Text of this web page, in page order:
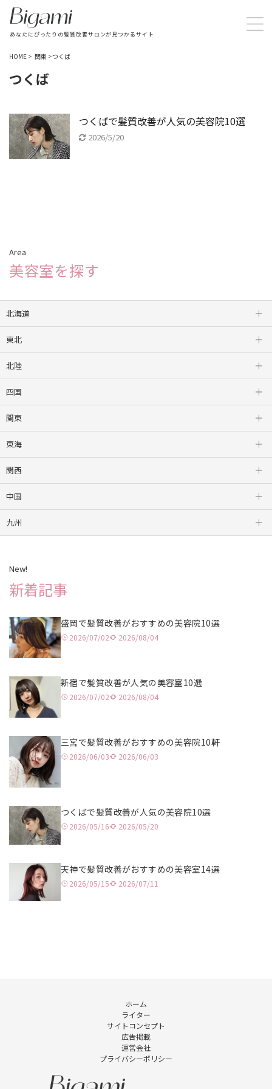
あなたにぴったりの髪質改善サロンが見つかるサイト
HOME > 関東 >つくば
つくば
つくばで髪質改善が人気の美容院10選
2026/5/20
Area
美容室を探す
北海道
札幌
東北
盛岡
山形
仙台
北陸
金沢
新潟
四国
徳島
関東
新宿
つくば
高崎
柏
赤羽
水戸
浦和
津田沼
高田馬場
立川
二子玉川
表参道
吉祥寺
銀座
恵比寿
横浜
東海
栄
岐阜
浜松
名古屋
関西
三宮
梅田
大阪
京都
中国
松山
広島
九州
長崎
福岡
北九州
大分
熊本
鹿児島
New!
新着記事
盛岡で髪質改善がおすすめの美容院10選
2026/07/02 2026/08/04
新宿で髪質改善が人気の美容室10選
2026/07/02 2026/08/04
三宮で髪質改善がおすすめの美容院10軒
2026/06/03 2026/06/03
つくばで髪質改善が人気の美容院10選
2026/05/16 2026/05/20
天神で髪質改善がおすすめの美容室14選
2026/05/15 2026/07/11
ホーム
ライター
サイトコンセプト
広告掲載
運営会社
プライバシーポリシー